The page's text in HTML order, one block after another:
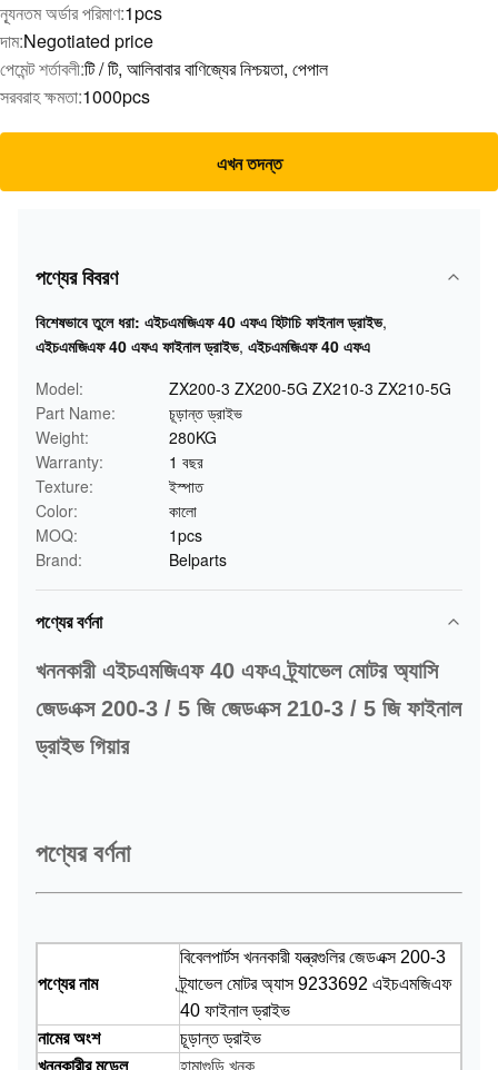
ন্যূনতম অর্ডার পরিমাণ:1pcs
দাম:Negotiated price
পেমেন্ট শর্তাবলী:টি / টি, আলিবাবার বাণিজ্যের নিশ্চয়তা, পেপাল
সরবরাহ ক্ষমতা:1000pcs
এখন তদন্ত
পণ্যের বিবরণ
বিশেষভাবে তুলে ধরা: এইচএমজিএফ 40 এফএ হিটাচি ফাইনাল ড্রাইভ,
এইচএমজিএফ 40 এফএ ফাইনাল ড্রাইভ, এইচএমজিএফ 40 এফএ
Model:
ZX200-3 ZX200-5G ZX210-3 ZX210-5G
Part Name:
চূড়ান্ত ড্রাইভ
Weight:
280KG
Warranty:
1 বছর
Texture:
ইস্পাত
Color:
কালো
MOQ:
1pcs
Brand:
Belparts
পণ্যের বর্ণনা
খননকারী এইচএমজিএফ 40 এফএ ট্র্যাভেল মোটর অ্যাসি
জেডএক্স 200-3 / 5 জি জেডএক্স 210-3 / 5 জি ফাইনাল
ড্রাইভ গিয়ার
পণ্যের বর্ণনা
পণ্যের নাম
বিবেলপার্টস খননকারী যন্ত্রগুলির জেডএক্স 200-3
ট্র্যাভেল মোটর অ্যাস 9233692 এইচএমজিএফ
40 ফাইনাল ড্রাইভ
নামের অংশ
চূড়ান্ত ড্রাইভ
খননকারীর মডেল
হামাগুড়ি খনক